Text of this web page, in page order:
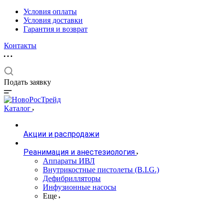
Условия оплаты
Условия доставки
Гарантия и возврат
Контакты
Подать заявку
Каталог
Акции и распродажи
Реанимация и анестезиология
Аппараты ИВЛ
Внутрикостные пистолеты (B.I.G.)
Дефибрилляторы
Инфузионные насосы
Еще